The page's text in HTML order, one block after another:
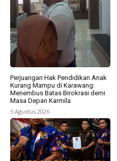
Perjuangan Hak Pendidikan Anak
Kurang Mampu di Karawang:
Menembus Batas Birokrasi demi
Masa Depan Karmila
5 Agustus 2026